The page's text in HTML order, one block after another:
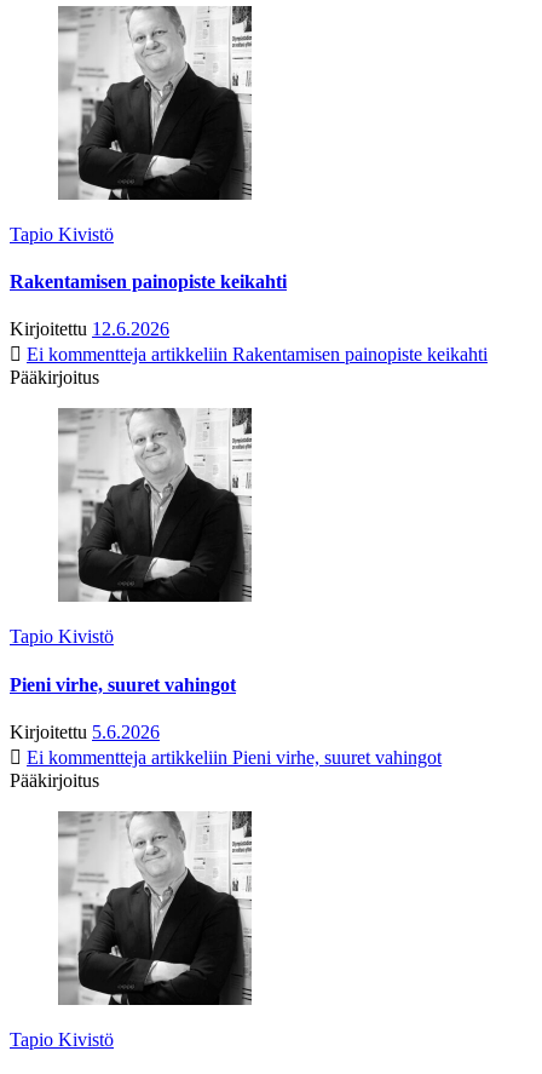
Tapio Kivistö
Rakentamisen painopiste keikahti
Kirjoitettu 12.6.2026
Ei kommentteja artikkeliin Rakentamisen painopiste keikahti
Pääkirjoitus
Tapio Kivistö
Pieni virhe, suuret vahingot
Kirjoitettu 5.6.2026
Ei kommentteja artikkeliin Pieni virhe, suuret vahingot
Pääkirjoitus
Tapio Kivistö